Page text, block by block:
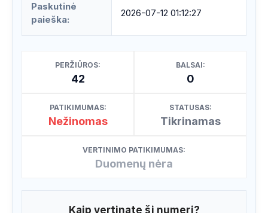
Paskutinė
paieška:
2026-07-12 01:12:27
PERŽIŪROS:
42
BALSAI:
0
PATIKIMUMAS:
Nežinomas
STATUSAS:
Tikrinamas
VERTINIMO PATIKIMUMAS:
Duomenų nėra
Kaip vertinate šį numerį?